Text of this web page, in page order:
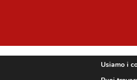
Usiamo i